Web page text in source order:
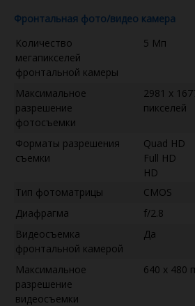
Фронтальная фото/видео камера
Количество
мегапикселей
фронтальной камеры
5 Мп
Максимальное
разрешение
фотосъемки
2981 x
пикселей
Форматы разрешения
съемки
Quad HD
Full HD
HD
Тип фотоматрицы
CMOS
Диафрагма
f/2.8
Видеосъемка
фронтальной камерой
Да
Максимальное
разрешение
видеосъемки
640 x 480